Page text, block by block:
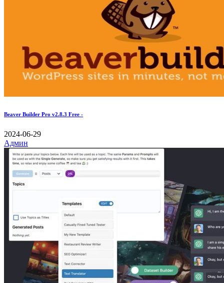
Beaver Builder Pro v2.8.3 Free -
2024-06-29
Админ